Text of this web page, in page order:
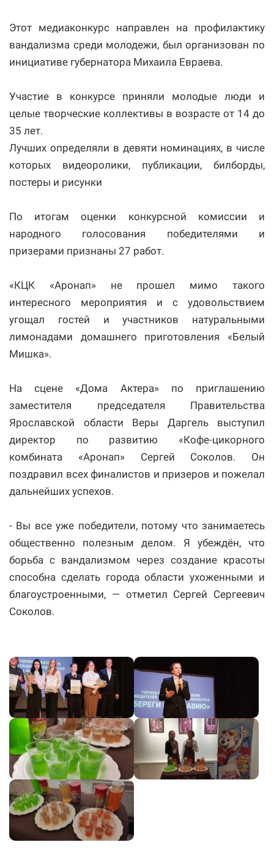
Этот медиаконкурс направлен на профилактику
вандализма среди молодежи, был организован по
инициативе губернатора Михаила Евраева.
Участие в конкурсе приняли молодые люди и
целые творческие коллективы в возрасте от 14 до
35 лет.
Лучших определяли в девяти номинациях, в числе
которых видеоролики, публикации, билборды,
постеры и рисунки
По итогам оценки конкурсной комиссии и
народного голосования победителями и
призерами признаны 27 работ.
«КЦК «Аронап» не прошел мимо такого
интересного мероприятия и с удовольствием
угощал гостей и участников натуральными
лимонадами домашнего приготовления «Белый
Мишка».
На сцене «Дома Актера» по приглашению
заместителя председателя Правительства
Ярославской области Веры Даргель выступил
директор по развитию «Кофе-цикорного
комбината «Аронап» Сергей Соколов. Он
поздравил всех финалистов и призеров и пожелал
дальнейших успехов.
- Вы все уже победители, потому что занимаетесь
общественно полезным делом. Я убеждён, что
борьба с вандализмом через создание красоты
способна сделать города области ухоженными и
благоустроенными, — отметил Сергей Сергеевич
Соколов.